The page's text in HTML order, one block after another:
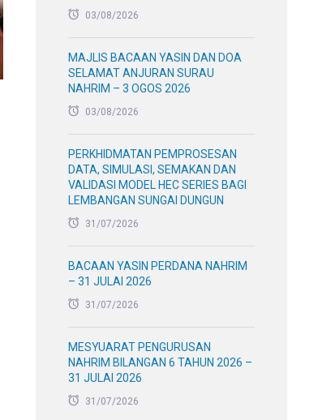
03/08/2026
MAJLIS BACAAN YASIN DAN DOA
SELAMAT ANJURAN SURAU
NAHRIM – 3 OGOS 2026
03/08/2026
PERKHIDMATAN PEMPROSESAN
DATA, SIMULASI, SEMAKAN DAN
VALIDASI MODEL HEC SERIES BAGI
LEMBANGAN SUNGAI DUNGUN
31/07/2026
BACAAN YASIN PERDANA NAHRIM
– 31 JULAI 2026
31/07/2026
MESYUARAT PENGURUSAN
NAHRIM BILANGAN 6 TAHUN 2026 –
31 JULAI 2026
31/07/2026